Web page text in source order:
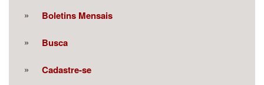
Boletins Mensais
Busca
Cadastre-se